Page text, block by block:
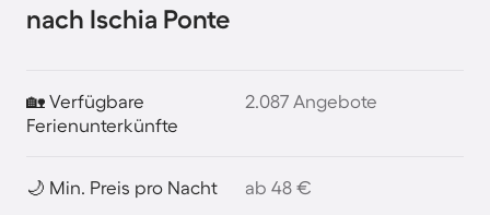
nach Ischia Ponte
🏡 Verfügbare
Ferienunterkünfte
2.087 Angebote
🌙 Min. Preis pro Nacht ab 48 €